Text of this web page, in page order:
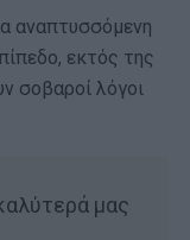
αναπτυσσόμενη
εκτός της
σοβαροί λόγοι
μας